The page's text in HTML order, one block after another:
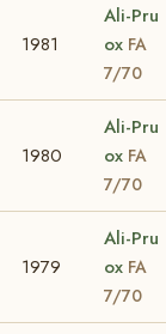
1981
Ali-Pru
ox FA
7/70
1980
Ali-Pru
ox FA
7/70
1979
Ali-Pru
ox FA
7/70